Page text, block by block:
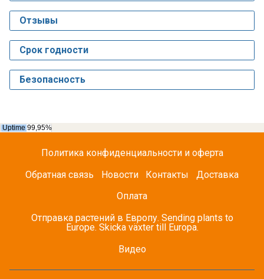
Отзывы
Срок годности
Безопасность
Политика конфиденциальности и оферта
Обратная связь
Новости Контакты
Доставка
Оплата
Отправка растений в Европу. Sending plants to
Europe. Skicka växter till Europa.
Видео